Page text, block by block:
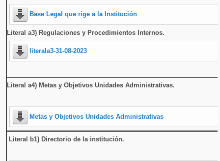
Base Legal que rige a la Institución
Literal a3) Regulaciones y Procedimientos Internos.
literala3-31-08-2023
Literal a4) Metas y Objetivos Unidades Administrativas.
Metas y Objetivos Unidades Administrativas
Literal b1) Directorio de la institución.